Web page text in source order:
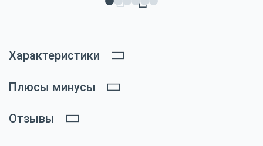
Характеристики
Плюсы минусы
Отзывы